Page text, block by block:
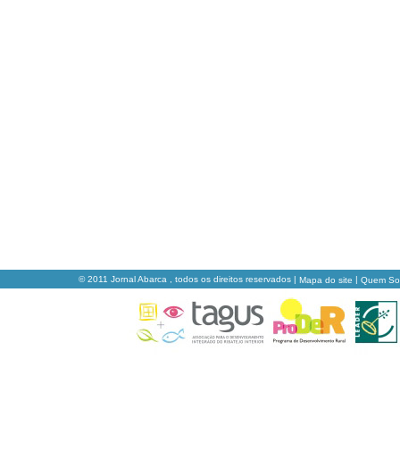
© 2011 Jornal Abarca , todos os direitos reservados | Mapa do site | Quem